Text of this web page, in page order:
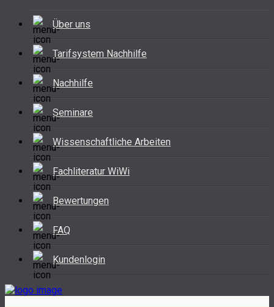
Über uns
Tarifsystem Nachhilfe
Nachhilfe
Seminare
Wissenschaftliche Arbeiten
Fachliteratur WiWi
Bewertungen
FAQ
Kundenlogin